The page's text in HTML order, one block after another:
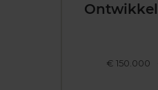
€ 150.000